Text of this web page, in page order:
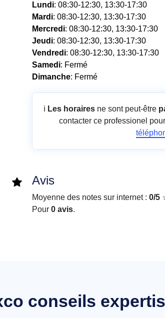
Lundi: 08:30-12:30, 13:30-17:30
Mardi: 08:30-12:30, 13:30-17:30
Mercredi: 08:30-12:30, 13:30-17:30
Jeudi: 08:30-12:30, 13:30-17:30
Vendredi: 08:30-12:30, 13:30-17:30
Samedi: Fermé
Dimanche: Fermé
ℹ️ Les horaires ne sont peut-être
contacter ce professionel
Avis
Moyenne des notes sur internet : 0/5
Pour 0 avis.
conseils